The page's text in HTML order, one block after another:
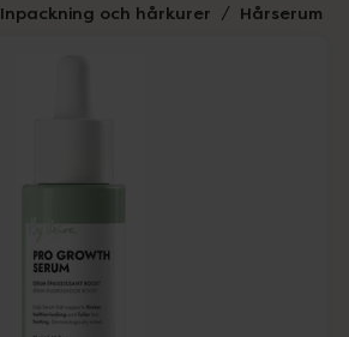
Inpackning och hårkurer Hårserum